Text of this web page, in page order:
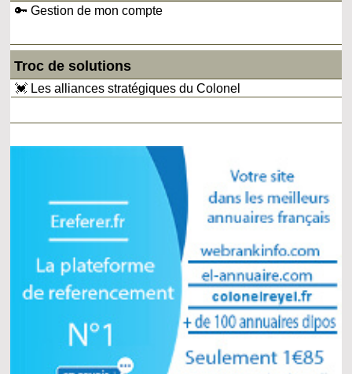
🔑 Gestion de mon compte
Troc de solutions
💓 Les alliances stratégiques du Colonel